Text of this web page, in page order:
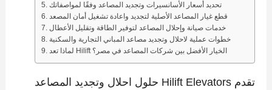
تحديد أسعار الأسانسيرات وتجديد المصاعد وفقًا لمواصفاتك
قطع غيار المصاعد الأصلية لتجديد واعادة تشغيل أمان المصعد
خدمات صيانة وإحلال المصاعد لتوفير الطاقة وتقليل الأعطال
خطوات عملية لاحلال وتجديد مصاعد المباني التجارية والسكنية
لماذا تعد Hilift الخيار الأفضل بين شركات المصاعد في مصر؟
تقدم Hilift Elevators حلول احلال وتجديد المصاعد